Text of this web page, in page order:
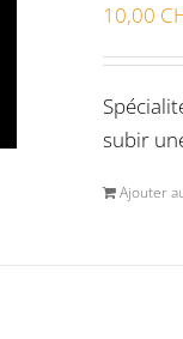
10,00
subir
Ajouter